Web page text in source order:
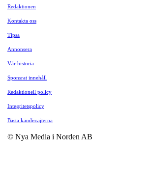
Redaktionen
Kontakta oss
Tipsa
Annonsera
Vår historia
Sponsrat innehåll
Redaktionell policy
Integritetspolicy
Bästa kändissajterna
© Nya Media i Norden AB